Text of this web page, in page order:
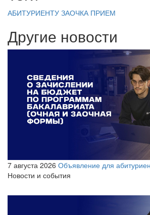
АБИТУРИЕНТУ ЗАОЧКА ПРИЕМ
Другие новости
7 августа 2026 Объявление для
Новости и события